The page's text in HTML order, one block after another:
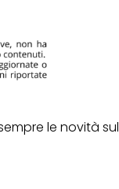
le novità sul